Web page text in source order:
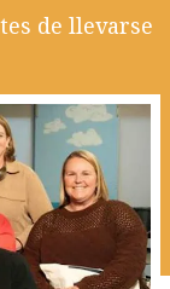
de llevarse